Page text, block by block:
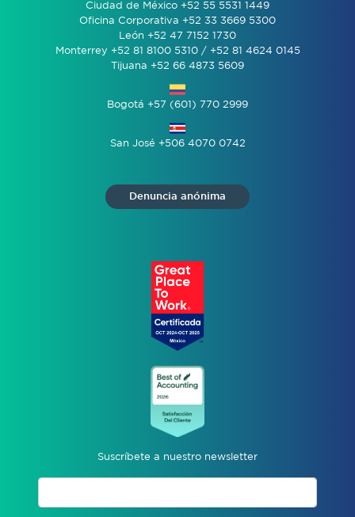
Ciudad de México +52 55 5531 1449
Oficina Corporativa +52 33 3669 5300
León +52 47 7152 1730
Monterrey +52 81 8100 5310 / +52 81 4624 0145
Tijuana +52 66 4873 5609
Bogotá +57 (601) 770 2999
San José +506 4070 0742
Denuncia anónima
Suscríbete a nuestro newsletter